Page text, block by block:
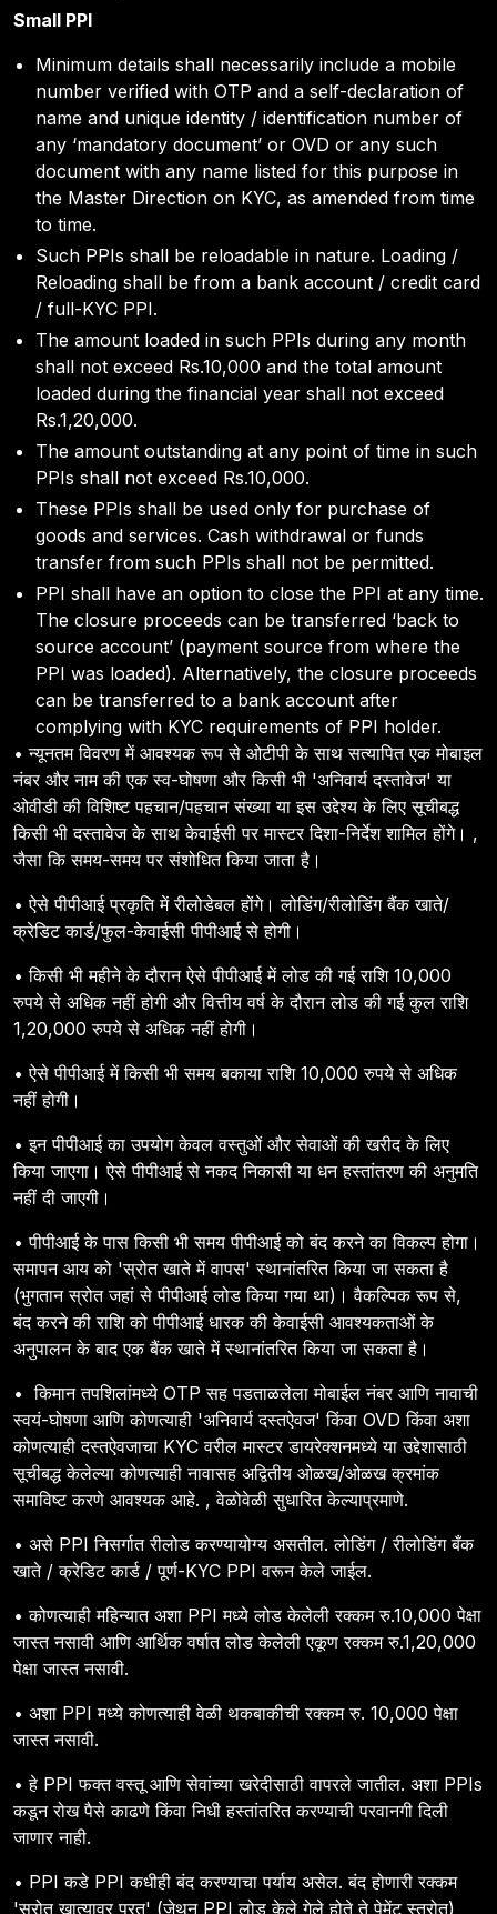
Small PPI
Minimum details shall necessarily include a mobile
number verified with OTP and a self-declaration of
name and unique identity / identification number of
any ‘mandatory document’ or OVD or any such
document with any name listed for this purpose in
the Master Direction on KYC, as amended from time
to time.
Such PPIs shall be reloadable in nature. Loading /
Reloading shall be from a bank account / credit card
/ full-KYC PPI.
The amount loaded in such PPIs during any month
shall not exceed Rs.10,000 and the total amount
loaded during the financial year shall not exceed
Rs.1,20,000.
The amount outstanding at any point of time in such
PPIs shall not exceed Rs.10,000.
These PPIs shall be used only for purchase of
goods and services. Cash withdrawal or funds
transfer from such PPIs shall not be permitted.
PPI shall have an option to close the PPI at any time.
The closure proceeds can be transferred ‘back to
source account’ (payment source from where the
PPI was loaded). Alternatively, the closure proceeds
can be transferred to a bank account after
complying with KYC requirements of PPI holder.
• न्यूनतम विवरण में आवश्यक रूप से ओटीपी के साथ सत्यापित एक मोबाइल
नंबर और नाम की एक स्व-घोषणा और किसी भी 'अनिवार्य दस्तावेज' या
ओवीडी की विशिष्ट पहचान/पहचान संख्या या इस उद्देश्य के लिए सूचीबद्ध
किसी भी दस्तावेज के साथ केवाईसी पर मास्टर दिशा-निर्देश शामिल होंगे। ,
जैसा कि समय-समय पर संशोधित किया जाता है।
• ऐसे पीपीआई प्रकृति में रीलोडेबल होंगे। लोडिंग/रीलोडिंग बैंक खाते/
क्रेडिट कार्ड/फुल-केवाईसी पीपीआई से होगी।
• किसी भी महीने के दौरान ऐसे पीपीआई में लोड की गई राशि 10,000
रुपये से अधिक नहीं होगी और वित्तीय वर्ष के दौरान लोड की गई कुल राशि
1,20,000 रुपये से अधिक नहीं होगी।
• ऐसे पीपीआई में किसी भी समय बकाया राशि 10,000 रुपये से अधिक
नहीं होगी।
• इन पीपीआई का उपयोग केवल वस्तुओं और सेवाओं की खरीद के लिए
किया जाएगा। ऐसे पीपीआई से नकद निकासी या धन हस्तांतरण की अनुमति
नहीं दी जाएगी।
• पीपीआई के पास किसी भी समय पीपीआई को बंद करने का विकल्प होगा।
समापन आय को 'स्रोत खाते में वापस' स्थानांतरित किया जा सकता है
(भुगतान स्रोत जहां से पीपीआई लोड किया गया था)। वैकल्पिक रूप से,
बंद करने की राशि को पीपीआई धारक की केवाईसी आवश्यकताओं के
अनुपालन के बाद एक बैंक खाते में स्थानांतरित किया जा सकता है।
• किमान तपशिलांमध्ये OTP सह पडताळलेला मोबाईल नंबर आणि नावाची
स्वयं-घोषणा आणि कोणत्याही 'अनिवार्य दस्तऐवज' किंवा OVD किंवा अशा
कोणत्याही दस्तऐवजाचा KYC वरील मास्टर डायरेक्शनमध्ये या उद्देशासाठी
सूचीबद्ध केलेल्या कोणत्याही नावासह अद्वितीय ओळख/ओळख क्रमांक
समाविष्ट करणे आवश्यक आहे. , वेळोवेळी सुधारित केल्याप्रमाणे.
• असे PPI निसर्गात रीलोड करण्यायोग्य असतील. लोडिंग / रीलोडिंग बँक
खाते / क्रेडिट कार्ड / पूर्ण-KYC PPI वरून केले जाईल.
• कोणत्याही महिन्यात अशा PPI मध्ये लोड केलेली रक्कम रु.10,000 पेक्षा
जास्त नसावी आणि आर्थिक वर्षात लोड केलेली एकूण रक्कम रु.1,20,000
पेक्षा जास्त नसावी.
• अशा PPI मध्ये कोणत्याही वेळी थकबाकीची रक्कम रु. 10,000 पेक्षा
जास्त नसावी.
• हे PPI फक्त वस्तू आणि सेवांच्या खरेदीसाठी वापरले जातील. अशा PPIs
कडून रोख पैसे काढणे किंवा निधी हस्तांतरित करण्याची परवानगी दिली
जाणार नाही.
• PPI कडे PPI कधीही बंद करण्याचा पर्याय असेल. बंद होणारी रक्कम
'स्रोत खात्यावर परत' (जेथून PPI लोड केले गेले होते ते पेमेंट स्त्रोत)